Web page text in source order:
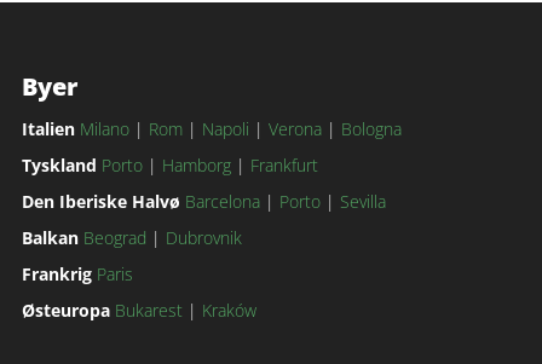
Byer
Italien Milano| Rom| Napoli | Verona| Bologna
Tyskland Porto| Hamborg| Frankfurt
Den Iberiske Halvø Barcelona| Porto| Sevilla
Balkan Beograd | Dubrovnik
Frankrig Paris
Østeuropa Bukarest| Kraków